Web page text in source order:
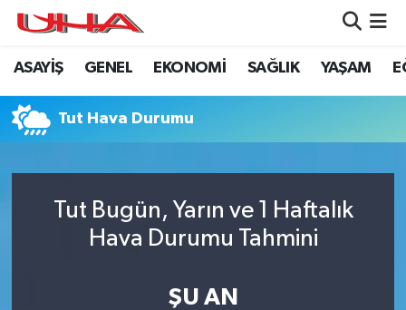
ASAYİŞ GENEL EKONOMİ SAĞLIK YAŞAM
Tut Hava Durumu
Tut Bugün, Yarın ve 1 Haftalık
Hava Durumu Tahmini
ŞU AN
ASAYİŞ
GÜNDEM
YAŞAM
Nöbetçi Eczaneler
Hava Durumu
Trafik Durumu